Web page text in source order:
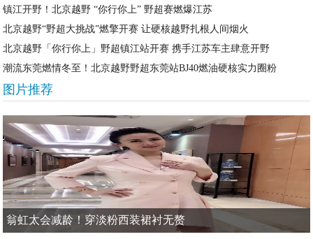
镇江开野！北京越野 “你行你上” 野超赛燃爆江苏
北京越野“野超大挑战”燃擎开赛 让硬核越野扎根人间烟火
北京越野「你行你上」野超镇江站开赛 携手江苏车主肆意开野
潮流东莞燃情冬至！北京越野野超东莞站BJ40燃油硬核实力圈粉
图片推荐
翁虹太会减龄！穿淡粉西装裙衬无赘